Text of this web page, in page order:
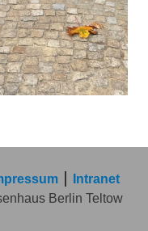
Intranet
Berlin Teltow